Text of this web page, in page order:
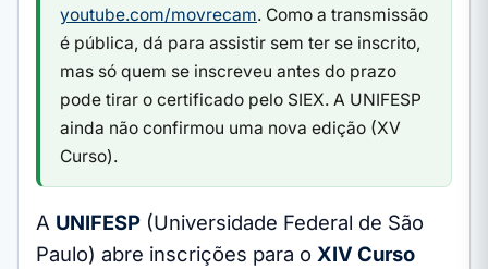
youtube.com/movrecam. Como a transmissão
é pública, dá para assistir sem ter se inscrito,
mas só quem se inscreveu antes do prazo
pode tirar o certificado pelo SIEX. A UNIFESP
ainda não confirmou uma nova edição (XV
Curso).
A UNIFESP (Universidade Federal de São
Paulo) abre inscrições para o XIV Curso